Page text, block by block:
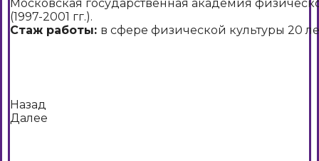
Московская государственная академия
(1997-2001 гг.).
Стаж работы: в сфере физической культуры 20
Назад
Далее